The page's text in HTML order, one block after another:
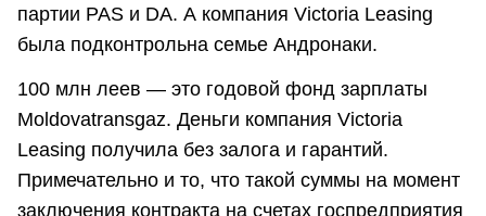
партии PAS и DA. А компания Victoria Leasing
была подконтрольна семье Андронаки.
100 млн леев — это годовой фонд зарплаты
Moldovatransgaz. Деньги компания Victoria
Leasing получила без залога и гарантий.
Примечательно и то, что такой суммы на момент
заключения контракта на счетах госпредприятия